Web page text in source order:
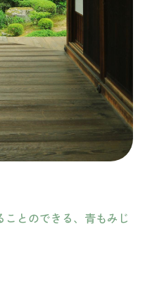
とのできる、青もみじ